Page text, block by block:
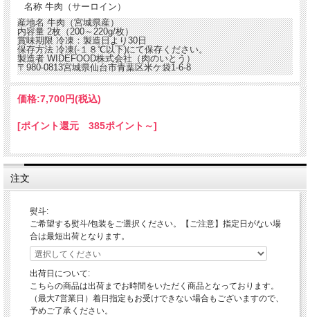
名称 牛肉（サーロイン）
産地名 牛肉（宮城県産）
内容量 2枚（200～220g/枚）
賞味期限 冷凍：製造日より30日
保存方法 冷凍(-１８℃以下)にて保存ください。
製造者 WIDEFOOD株式会社（肉のいとう）
〒980-0813宮城県仙台市青葉区米ケ袋1-6-8
価格:7,700円(税込)
[ポイント還元 385ポイント～]
注文
熨斗:
ご希望する熨斗/包装をご選択ください。【ご注意】指定日がない場
合は最短出荷となります。
出荷日について:
こちらの商品は出荷までお時間をいただく商品となっております。
（最大7営業日）着日指定もお受けできない場合もございますので、
予めご了承ください。